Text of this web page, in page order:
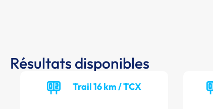
Résultats disponibles
Trail 16 km / TCX